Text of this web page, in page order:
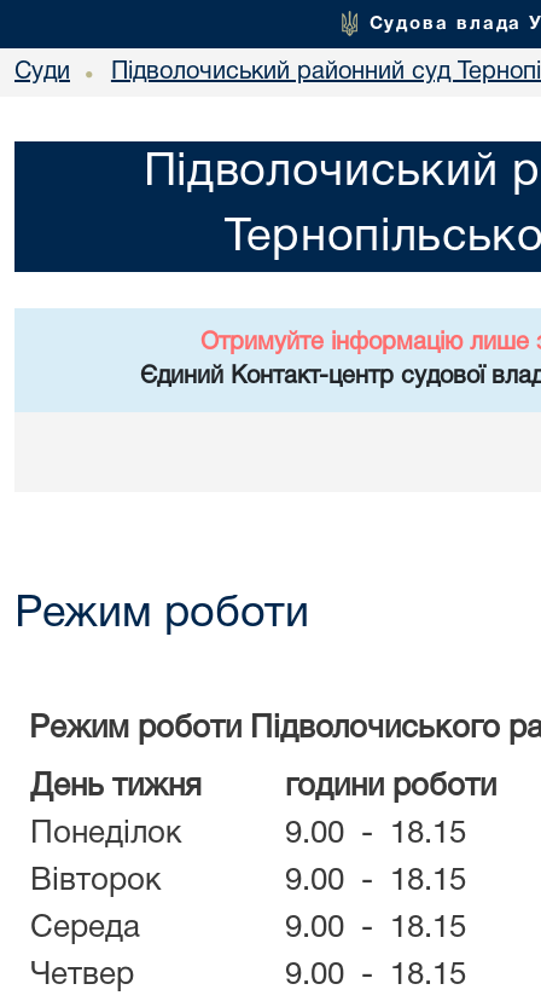
Судова влада
Суди • Підволочиський районний суд
Підволочиський
Отримуйте інформацію лише
Єдиний Контакт-центр судової
Режим роботи
Режим роботи Підволочиського
День тижня
години роботи
Понеділок
9.00 - 18.15
Вівторок
9.00 - 18.15
Середа
9.00 - 18.15
Четвер
9.00 - 18.15